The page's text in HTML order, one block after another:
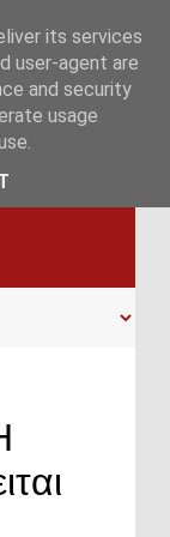
its services
user-agent are
and security
usage